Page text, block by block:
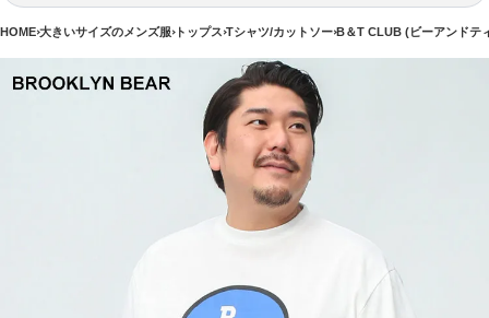
HOME 大きいサイズのメンズ服 トップス Tシャツ/カットソー B＆T CLUB (ビーアンドテ